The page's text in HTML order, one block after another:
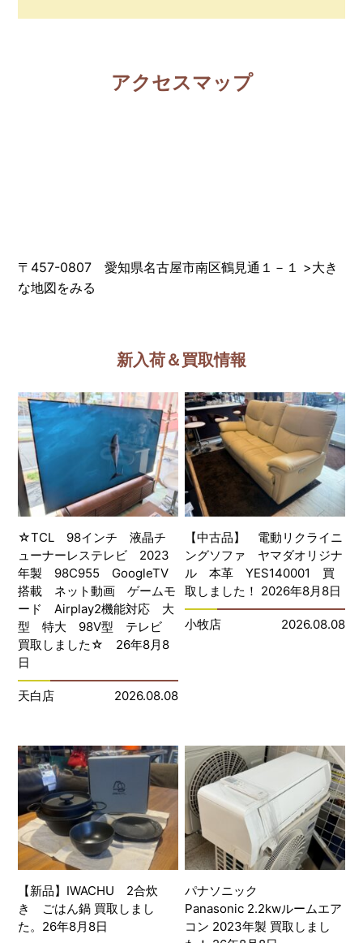
アクセスマップ
〒457-0807 愛知県名古屋市南区鶴見通１－１ >大き
な地図をみる
新入荷＆買取情報
☆TCL 98インチ 液晶チ
ューナーレステレビ 2023
年製 98C955 GoogleTV
搭載 ネット動画 ゲームモ
ード Airplay2機能対応 大
型 特大 98V型 テレビ
買取しました☆ 26年8月8
日
天白店 2026.08.08
【中古品】 電動リクライニ
ングソファ ヤマダオリジナ
ル 本革 YES140001 買
取しました！ 2026年8月8日
小牧店 2026.08.08
【新品】IWACHU 2合炊
き ごはん鍋 買取しまし
た。26年8月8日
パナソニック
Panasonic 2.2kwルームエア
コン 2023年製 買取しまし